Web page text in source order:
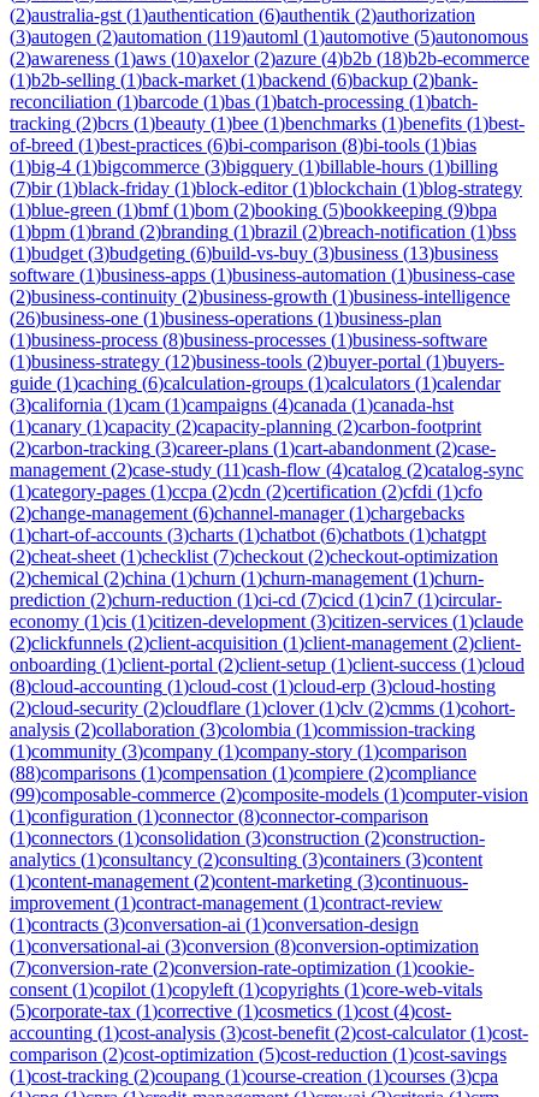
(2)australia-gst (1)authentication (6)authentik (2)authorization
(3)autogen (2)automation (119)automl (1)automotive (5)autonomous
(2)awareness (1)aws (10)axelor(2)azure (4)b2b (18)b2b-ecommerce
(1)b2b-selling (1)back-market (1)backend (6)backup (2)bank-
reconciliation (1)barcode (1)bas (1)batch-processing (1)batch-
tracking (2)bcrs (1)beauty (1)bee (1)benchmarks (1)benefits (1)best-
of-breed (1)best-practices (6)bi-comparison (8)bi-tools (1)bias
(1)big-4 (1)bigcommerce (3)bigquery (1)billable-hours (1)billing
(7)bir(1)black-friday (1)block-editor(1)blockchain (1)blog-strategy
(1)blue-green (1)bmf(1)bom (2)booking (5)bookkeeping (9)bpa
(1)bpm (1)brand (2)branding (1)brazil (2)breach-notification (1)bss
(1)budget (3)budgeting (6)build-vs-buy (3)business (13)business
software (1)business-apps (1)business-automation (1)business-case
(2)business-continuity (2)business-growth (1)business-intelligence
(26)business-one (1)business-operations (1)business-plan
(1)business-process (8)business-processes (1)business-software
(1)business-strategy (12)business-tools (2)buyer-portal (1)buyers-
guide (1)caching (6)calculation-groups (1)calculators (1)calendar
(3)california (1)cam (1)campaigns (4)canada (1)canada-hst
(1)canary (1)capacity (2)capacity-planning (2)carbon-footprint
(2)carbon-tracking (3)career-plans (1)cart-abandonment (2)case-
management (2)case-study (11)cash-flow (4)catalog (2)catalog-sync
(1)category-pages (1)ccpa (2)cdn (2)certification (2)cfdi (1)cfo
(2)change-management (6)channel-manager(1)chargebacks
(1)chart-of-accounts (3)charts (1)chatbot (6)chatbots (1)chatgpt
(2)cheat-sheet (1)checklist (7)checkout (2)checkout-optimization
(2)chemical (2)china (1)churn (1)churn-management (1)churn-
prediction (2)churn-reduction (1)ci-cd (7)cicd (1)cin7 (1)circular-
economy (1)cis (1)citizen-development (3)citizen-services (1)claude
(2)clickfunnels (2)client-acquisition (1)client-management (2)client-
onboarding (1)client-portal (2)client-setup (1)client-success (1)cloud
(8)cloud-accounting (1)cloud-cost (1)cloud-erp (3)cloud-hosting
(2)cloud-security (2)cloudflare (1)clover(1)clv (2)cmms (1)cohort-
analysis (2)collaboration (3)colombia (1)commission-tracking
(1)community (3)company (1)company-story (1)comparison
(88)comparisons (1)compensation (1)compiere (2)compliance
(99)composable-commerce (2)composite-models (1)computer-vision
(1)configuration (1)connector(8)connector-comparison
(1)connectors (1)consolidation (3)construction (2)construction-
analytics (1)consultancy (2)consulting (3)containers (3)content
(1)content-management (2)content-marketing (3)continuous-
improvement (1)contract-management (1)contract-review
(1)contracts (3)conversation-ai (1)conversation-design
(1)conversational-ai (3)conversion (8)conversion-optimization
(7)conversion-rate (2)conversion-rate-optimization (1)cookie-
consent (1)copilot (1)copyleft (1)copyrights (1)core-web-vitals
(5)corporate-tax (1)corrective (1)cosmetics (1)cost (4)cost-
accounting (1)cost-analysis (3)cost-benefit (2)cost-calculator(1)cost-
comparison (2)cost-optimization (5)cost-reduction (1)cost-savings
(1)cost-tracking (2)coupang (1)course-creation (1)courses (3)cpa